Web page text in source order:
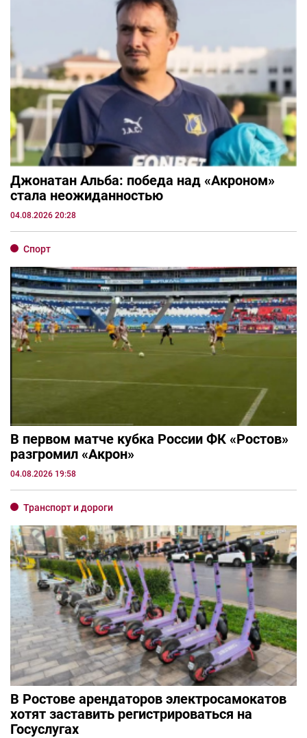
Джонатан Альба: победа над «Акроном»
стала неожиданностью
04.08.2026 20:28
Спорт
В первом матче кубка России ФК «Ростов»
разгромил «Акрон»
04.08.2026 19:58
Транспорт и дороги
В Ростове арендаторов электросамокатов
хотят заставить регистрироваться на
Госуслугах